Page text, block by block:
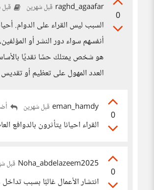
0
raghd_agaafar قبل شهرين
السبب ليس القراء على الدوام.
أنفسهم سواء دور النشر أو
هو شخص يمتلك حسًا نقديًا
العدد المهول على تعظيم أو
0
eman_hamdy قبل شهرين
القراء احيانا يتأثرون
0
Noha_abdelazeem2025 قبل
انتشار الأعمال غالبًا بسبب